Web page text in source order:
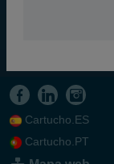
Cartucho.ES
Cartucho.PT